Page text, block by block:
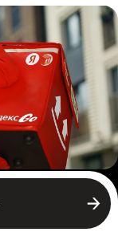
Россия